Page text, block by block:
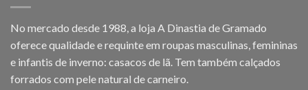
No mercado desde 1988, a loja A Dinastia de Gramado
oferece qualidade e requinte em roupas masculinas, femininas
e infantis de inverno: casacos de lã. Tem também calçados
forrados com pele natural de carneiro.